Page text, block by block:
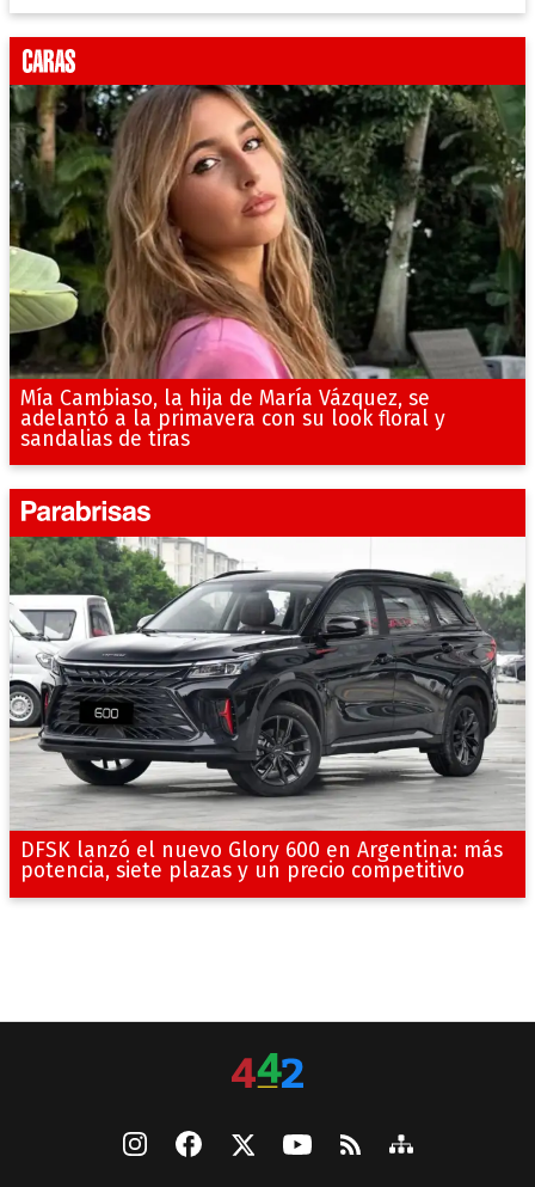
Mía Cambiaso, la hija de María Vázquez, se
adelantó a la primavera con su look floral y
sandalias de tiras
DFSK lanzó el nuevo Glory 600 en Argentina: más
potencia, siete plazas y un precio competitivo